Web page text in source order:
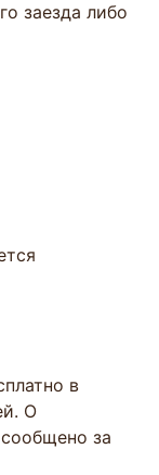
заезда либо
в
О
за